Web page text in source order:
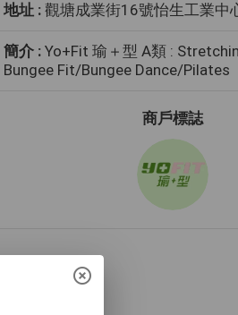
地址 : 觀塘成業街16號怡生工業中
簡介 : Yo+Fit 瑜＋型 A類 :
Bungee Fit/Bungee Dance/Pilates
商戶標誌